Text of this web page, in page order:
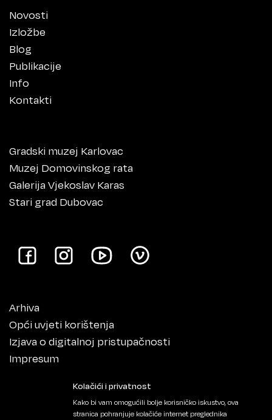
Novosti
Izložbe
Blog
Publikacije
Info
Kontakti
Gradski muzej Karlovac
Muzej Domovinskog rata
Galerija Vjekoslav Karas
Stari grad Dubovac
Arhiva
Opći uvjeti korištenja
Izjava o digitalnoj pristupačnosti
Impresum
Kolačići i privatnost
Kako bi vam omogućili bolje korisničko iskustvo, ova
stranica pohranjuje kolačiće internet preglednika